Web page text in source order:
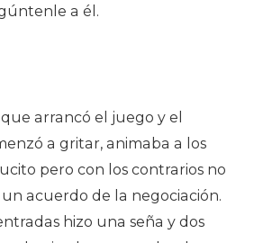
a él.
arrancó el juego y el
a gritar, animaba a los
pero con los contrarios no
acuerdo de la negociación.
hizo una seña y dos